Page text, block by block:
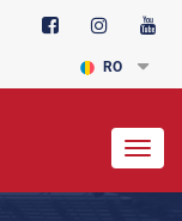
RO